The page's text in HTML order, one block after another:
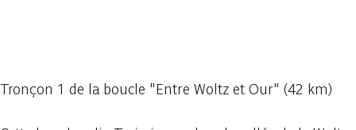
Tronçon 1 de la boucle "Entre Woltz et Our" (42 km)